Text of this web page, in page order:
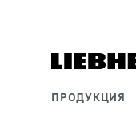
ПРОДУКЦИЯ